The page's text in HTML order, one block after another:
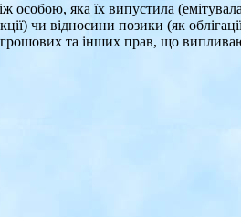
яка їх випустила (емітувала,
чи відносини позики (як
грошових та інших прав, що